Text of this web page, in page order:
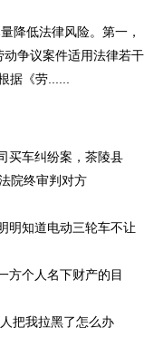
低法律风险。第一，
争议案件适用法律若干
据《劳......
买车纠纷案，茶陵县
院终审判对方
明知道电动三轮车不让
方个人名下财产的目
把我拉黑了怎么办